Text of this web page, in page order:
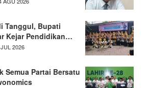
Tanggul, Bupati
Kejar Pendidikan…
2026
Semua Partai Bersatu